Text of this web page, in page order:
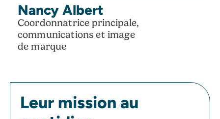
Nancy Albert
Coordonnatrice principale,
communications et image
de marque
Leur mission au